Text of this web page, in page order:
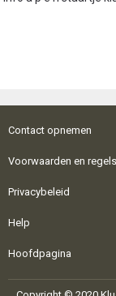
Contact opnemen
Voorwaarden en regels
Privacybeleid
Help
Hoofdpagina